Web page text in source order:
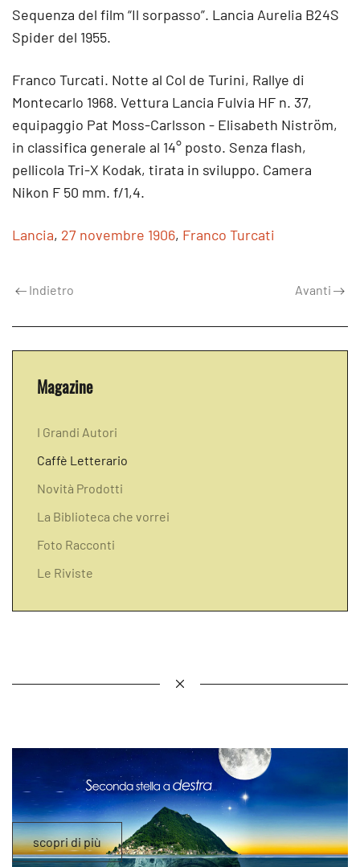
Sequenza del film “Il sorpasso”. Lancia Aurelia B24S
Spider del 1955.
Franco Turcati. Notte al Col de Turini, Rallye di
Montecarlo 1968. Vettura Lancia Fulvia HF n. 37,
equipaggio Pat Moss-Carlsson - Elisabeth Niström,
in classifica generale al 14° posto. Senza flash,
pellicola Tri-X Kodak, tirata in sviluppo. Camera
Nikon F 50 mm. f/1,4.
Lancia, 27 novembre 1906, Franco Turcati
Indietro Avanti
Magazine
I Grandi Autori
Caffè Letterario
Novità Prodotti
La Biblioteca che vorrei
Foto Racconti
Le Riviste